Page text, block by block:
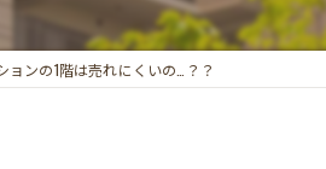
ョンの1階は売れにくいの…？？